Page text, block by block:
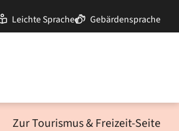
Leichte Sprache Gebärdensprache
Zur Tourismus & Freizeit-Seite